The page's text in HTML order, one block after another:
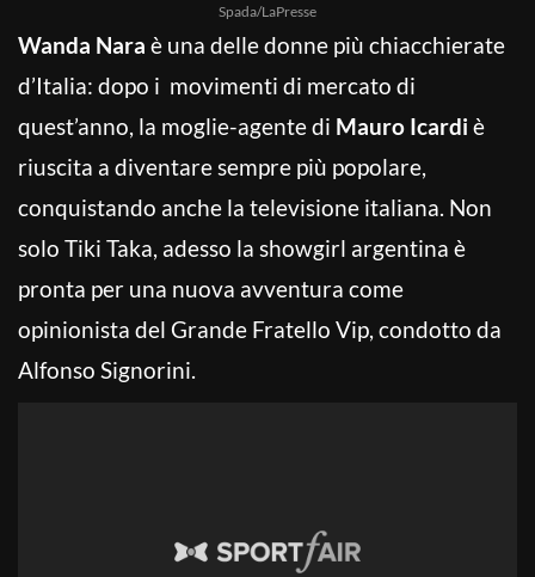
Spada/LaPresse
Wanda Nara è una delle donne più chiacchierate
d’Italia: dopo i movimenti di mercato di
quest’anno, la moglie-agente di Mauro Icardi è
riuscita a diventare sempre più popolare,
conquistando anche la televisione italiana. Non
solo Tiki Taka, adesso la showgirl argentina è
pronta per una nuova avventura come
opinionista del Grande Fratello Vip, condotto da
Alfonso Signorini.